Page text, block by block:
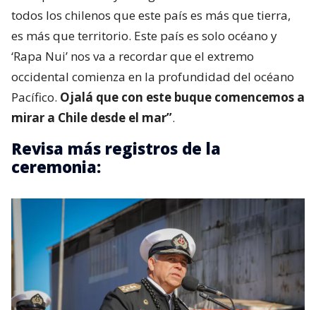
todos los chilenos que este país es más que tierra,
es más que territorio. Este país es solo océano y
‘Rapa Nui’ nos va a recordar que el extremo
occidental comienza en la profundidad del océano
Pacífico. Ojalá que con este buque comencemos a
mirar a Chile desde el mar”.
Revisa más registros de la
ceremonia: